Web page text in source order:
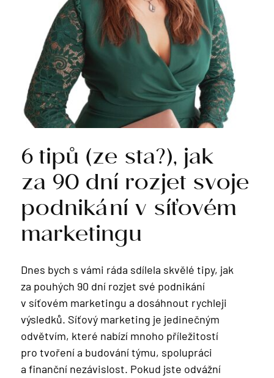
6 tipů (ze sta?), jak
za 90 dní rozjet svoje
podnikání v síťovém
marketingu
Dnes bych s vámi ráda sdílela skvělé tipy, jak
za pouhých 90 dní rozjet své podnikání
v síťovém marketingu a dosáhnout rychleji
výsledků. Síťový marketing je jedinečným
odvětvím, které nabízí mnoho příležitostí
pro tvoření a budování týmu, spolupráci
a finanční nezávislost. Pokud jste odvážní